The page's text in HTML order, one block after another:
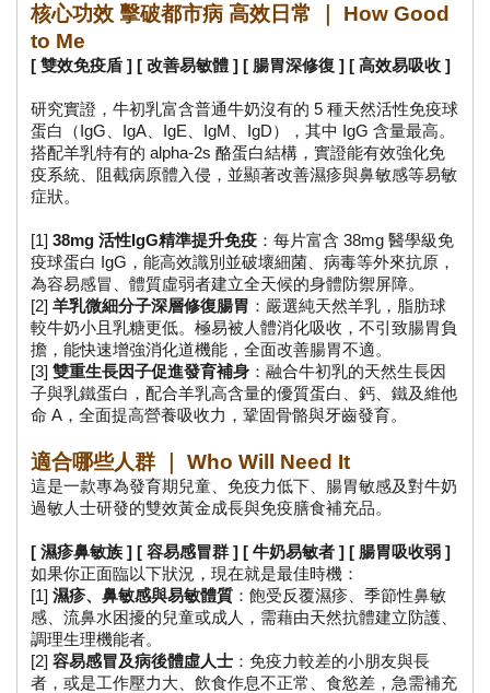
核心功效 擊破都市病 高效日常 ｜ How Good
to Me
[ 雙效免疫盾 ] [ 改善易敏體 ] [ 腸胃深修復 ] [ 高效易吸收 ]
研究實證，牛初乳富含普通牛奶沒有的 5 種天然活性免疫球
蛋白（IgG、IgA、IgE、IgM、IgD），其中 IgG 含量最高。
搭配羊乳特有的 alpha-2s 酪蛋白結構，實證能有效強化免
疫系統、阻截病原體入侵，並顯著改善濕疹與鼻敏感等易敏
症狀。
[1] 38mg 活性IgG精準提升免疫 ：每片富含 38mg 醫學級免
疫球蛋白 IgG，能高效識別並破壞細菌、病毒等外來抗原，
為容易感冒、體質虛弱者建立全天候的身體防禦屏障。
[2] 羊乳微細分子深層修復腸胃 ：嚴選純天然羊乳，脂肪球
較牛奶小且乳糖更低。極易被人體消化吸收，不引致腸胃負
擔，能快速增強消化道機能，全面改善腸胃不適。
[3] 雙重生長因子促進發育補身 ：融合牛初乳的天然生長因
子與乳鐵蛋白，配合羊乳高含量的優質蛋白、鈣、鐵及維他
命 A，全面提高營養吸收力，鞏固骨骼與牙齒發育。
適合哪些人群 ｜ Who Will Need It
這是一款專為發育期兒童、免疫力低下、腸胃敏感及對牛奶
過敏人士研發的雙效黃金成長與免疫膳食補充品。
[ 濕疹鼻敏族 ] [ 容易感冒群 ] [ 牛奶易敏者 ] [ 腸胃吸收弱 ]
如果你正面臨以下狀況，現在就是最佳時機：
[1] 濕疹、鼻敏感與易敏體質 ：飽受反覆濕疹、季節性鼻敏
感、流鼻水困擾的兒童或成人，需藉由天然抗體建立防護、
調理生理機能者。
[2] 容易感冒及病後體虛人士 ：免疫力較差的小朋友與長
者，或是工作壓力大、飲食作息不正常、食慾差，急需補充